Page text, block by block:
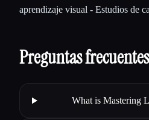
aprendizaje visual - Estudios de
Preguntas frecuentes
What is Mastering